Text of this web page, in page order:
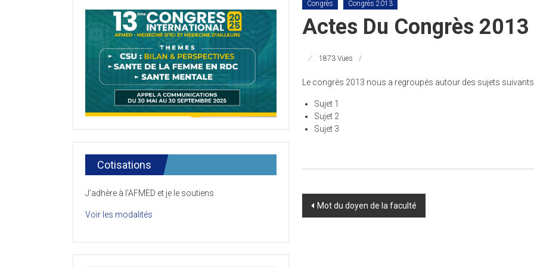
Congrès Congrès 2013
Actes Du Congrès 2013
1873 Vues
Le congrès 2013 nous a regroupés autour des sujets suivants
Sujet 1
Sujet 2
Sujet 3
Post
Mot du doyen de la faculté
Cotisations
J’adhère à l’AFMED et je le soutiens
Voir les modalités